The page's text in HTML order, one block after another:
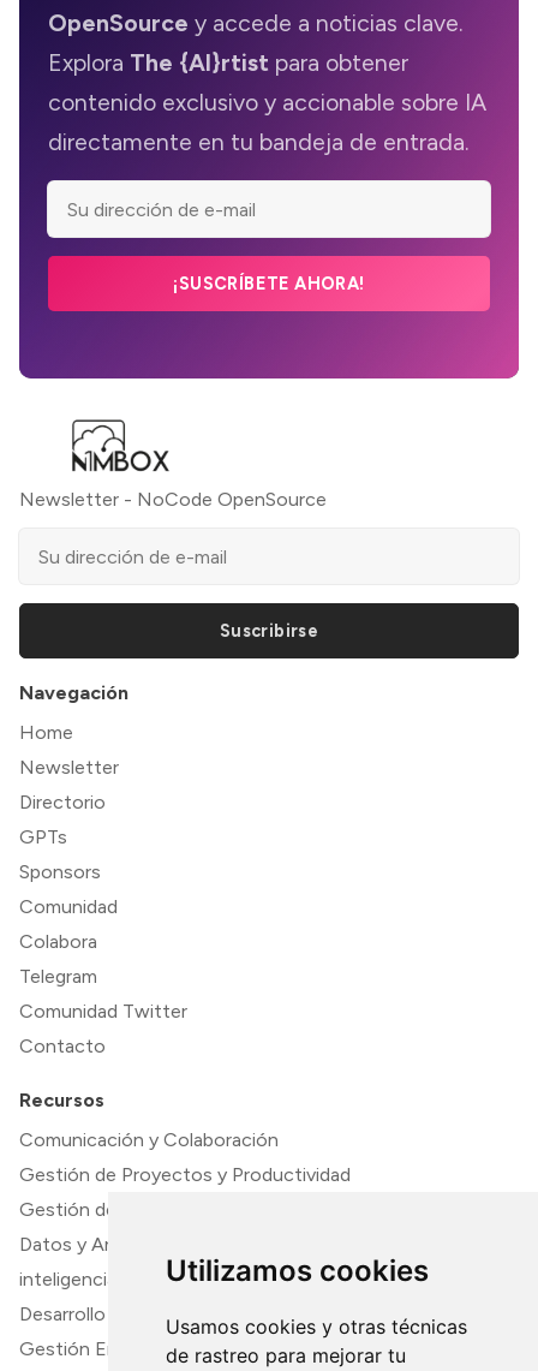
Utilizamos cookies
Usamos cookies y otras técnicas
de rastreo para mejorar tu
OpenSource y accede a noticias clave.
Explora The {AI}rtist para obtener
contenido exclusivo y accionable sobre IA
directamente en tu bandeja de entrada.
¡SUSCRÍBETE AHORA!
Newsletter - NoCode OpenSource
Suscribirse
Navegación
Home
Newsletter
Directorio
GPTs
Sponsors
Comunidad
Colabora
Telegram
Comunidad Twitter
Contacto
Recursos
Comunicación y Colaboración
Gestión de Proyectos y Productividad
Gestión de Contenido y Documentación
Datos y Análisis
inteligencia artifical
Desarrollo y TI
Gestión Empresarial y Finanzas